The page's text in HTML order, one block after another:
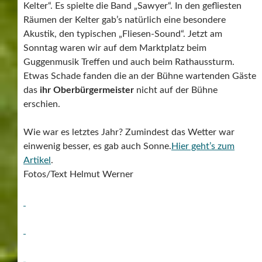
Kelter“. Es spielte die Band „Sawyer“. In den gefliesten
Räumen der Kelter gab’s natürlich eine besondere
Akustik, den typischen „Fliesen-Sound“. Jetzt am
Sonntag waren wir auf dem Marktplatz beim
Guggenmusik Treffen und auch beim Rathaussturm.
Etwas Schade fanden die an der Bühne wartenden Gäste
das ihr Oberbürgermeister nicht auf der Bühne
erschien.
Wie war es letztes Jahr? Zumindest das Wetter war
einwenig besser, es gab auch Sonne. Hier geht’s zum
Artikel .
Fotos/Text Helmut Werner